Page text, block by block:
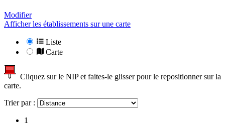
Modifier
Afficher les établissements sur une carte
Liste
Carte
Cliquez sur le NIP et faites-le glisser pour le repositionner sur la
carte.
Trier par :
1